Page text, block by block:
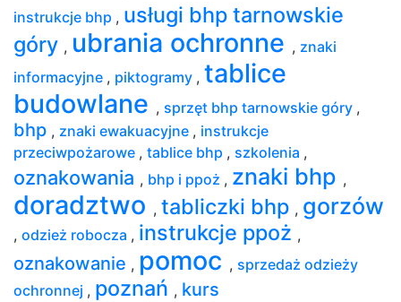
instrukcje bhp , usługi bhp tarnowskie
góry , ubrania ochronne , znaki
informacyjne , piktogramy , tablice
budowlane , sprzęt bhp tarnowskie góry ,
bhp , znaki ewakuacyjne , instrukcje
przeciwpożarowe , tablice bhp , szkolenia ,
oznakowania , bhp i ppoż , znaki bhp ,
doradztwo , tabliczki bhp , gorzów
, odzież robocza , instrukcje ppoż ,
oznakowanie , pomoc , sprzedaż odzieży
ochronnej , poznań , kurs